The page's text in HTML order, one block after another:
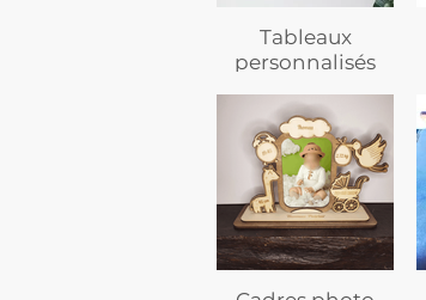
Tableaux
personnalisés